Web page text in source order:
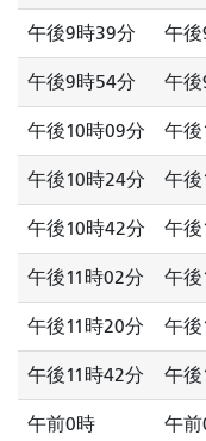
午後9時39分 午
午後9時54分 午
午後10時09分 午後
午後10時24分 午後
午後10時42分 午後
午後11時02分 午後
午後11時20分 午後
午後11時42分 午後
午前0時 午前